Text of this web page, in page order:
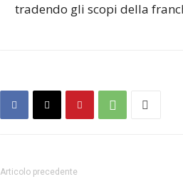
tradendo gli scopi della
Articolo precedente